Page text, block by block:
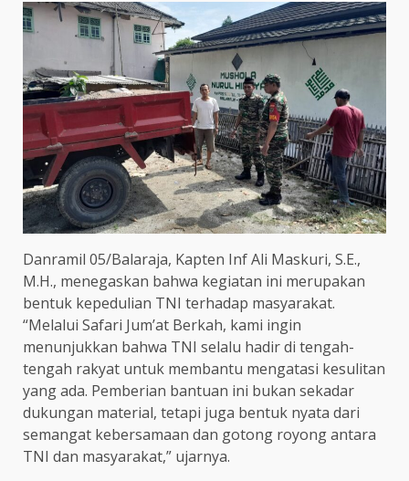
Danramil 05/Balaraja, Kapten Inf Ali Maskuri, S.E.,
M.H., menegaskan bahwa kegiatan ini merupakan
bentuk kepedulian TNI terhadap masyarakat.
“Melalui Safari Jum’at Berkah, kami ingin
menunjukkan bahwa TNI selalu hadir di tengah-
tengah rakyat untuk membantu mengatasi kesulitan
yang ada. Pemberian bantuan ini bukan sekadar
dukungan material, tetapi juga bentuk nyata dari
semangat kebersamaan dan gotong royong antara
TNI dan masyarakat,” ujarnya.